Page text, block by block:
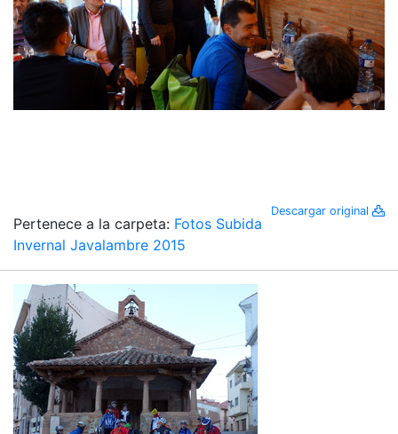
Descargar original
Pertenece a la carpeta: Fotos Subida
Invernal Javalambre 2015